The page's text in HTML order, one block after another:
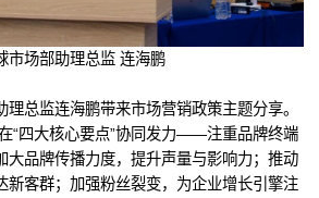
市场部助理总监 连海鹏
总监连海鹏带来市场营销政策主题分享。
“四大核心要点”协同发力——注重品牌终端
大品牌传播力度，提升声量与影响力；推动
新客群；加强粉丝裂变，为企业增长引擎注